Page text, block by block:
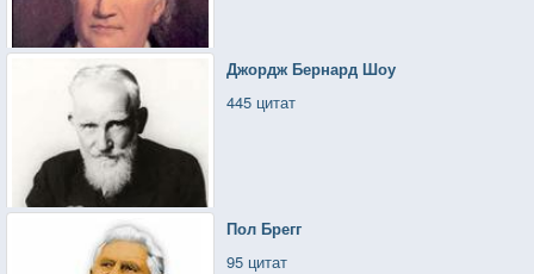
Джордж Бернард Шоу
445 цитат
Пол Брегг
95 цитат